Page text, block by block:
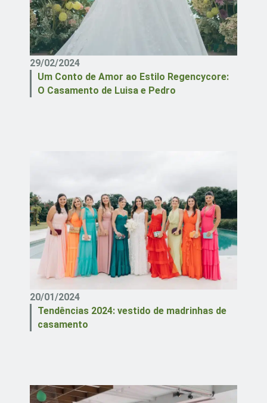
29/02/2024
Um Conto de Amor ao Estilo Regencycore:
O Casamento de Luisa e Pedro
20/01/2024
Tendências 2024: vestido de madrinhas de
casamento